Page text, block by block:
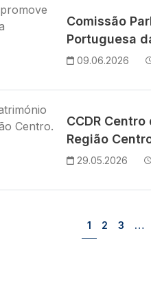
Comissão
Portuguesa
09.06.2026
CCDR
Região
29.05.2026
Página
1 Página
2 Página
3 …